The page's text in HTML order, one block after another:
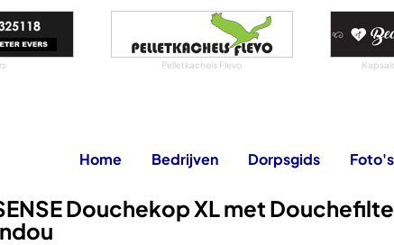
Pelletkachels Flevo
Home Bedrijven Dorpsgids Foto's
Douchekop XL met